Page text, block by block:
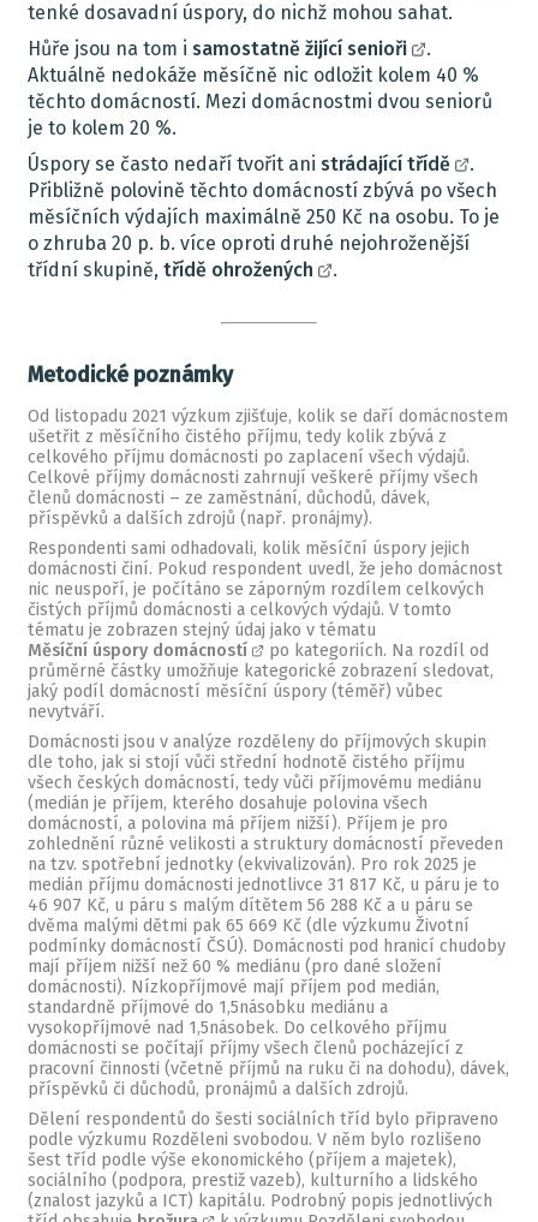
tenké dosavadní úspory, do nichž mohou sahat.
Hůře jsou na tom i samostatně žijící senioři
.
Aktuálně nedokáže měsíčně nic odložit kolem 40 %
těchto domácností. Mezi domácnostmi dvou seniorů
je to kolem 20 %.
Úspory se často nedaří tvořit ani strádající třídě
.
Přibližně polovině těchto domácností zbývá po všech
měsíčních výdajích maximálně 250 Kč na osobu. To je
o zhruba 20 p. b. více oproti druhé nejohroženější
třídní skupině, třídě ohrožených .
Metodické poznámky
Od listopadu 2021 výzkum zjišťuje, kolik se daří domácnostem
ušetřit z měsíčního čistého příjmu, tedy kolik zbývá z
celkového příjmu domácnosti po zaplacení všech výdajů.
Celkové příjmy domácnosti zahrnují veškeré příjmy všech
členů domácnosti – ze zaměstnání, důchodů, dávek,
příspěvků a dalších zdrojů (např. pronájmy).
Respondenti sami odhadovali, kolik měsíční úspory jejich
domácnosti činí. Pokud respondent uvedl, že jeho domácnost
nic neuspoří, je počítáno se záporným rozdílem celkových
čistých příjmů domácnosti a celkových výdajů. V tomto
tématu je zobrazen stejný údaj jako v tématu
Měsíční úspory domácností
po kategoriích. Na rozdíl od
průměrné částky umožňuje kategorické zobrazení sledovat,
jaký podíl domácností měsíční úspory (téměř) vůbec
nevytváří.
Domácnosti jsou v analýze rozděleny do příjmových skupin
dle toho, jak si stojí vůči střední hodnotě čistého příjmu
všech českých domácností, tedy vůči příjmovému mediánu
(medián je příjem, kterého dosahuje polovina všech
domácností, a polovina má příjem nižší). Příjem je pro
zohlednění různé velikosti a struktury domácností převeden
na tzv. spotřební jednotky (ekvivalizován). Pro rok 2025 je
medián příjmu domácnosti jednotlivce 31 817 Kč, u páru je to
46 907 Kč, u páru s malým dítětem 56 288 Kč a u páru se
dvěma malými dětmi pak 65 669 Kč (dle výzkumu Životní
podmínky domácností ČSÚ). Domácnosti pod hranicí chudoby
mají příjem nižší než 60 % mediánu (pro dané složení
domácnosti). Nízkopříjmové mají příjem pod medián,
standardně příjmové do 1,5násobku mediánu a
vysokopříjmové nad 1,5násobek. Do celkového příjmu
domácnosti se počítají příjmy všech členů pocházející z
pracovní činnosti (včetně příjmů na ruku či na dohodu), dávek,
příspěvků či důchodů, pronájmů a dalších zdrojů.
Dělení respondentů do šesti sociálních tříd bylo připraveno
podle výzkumu Rozděleni svobodou. V něm bylo rozlišeno
šest tříd podle výše ekonomického (příjem a majetek),
sociálního (podpora, prestiž vazeb), kulturního a lidského
(znalost jazyků a ICT) kapitálu. Podrobný popis jednotlivých